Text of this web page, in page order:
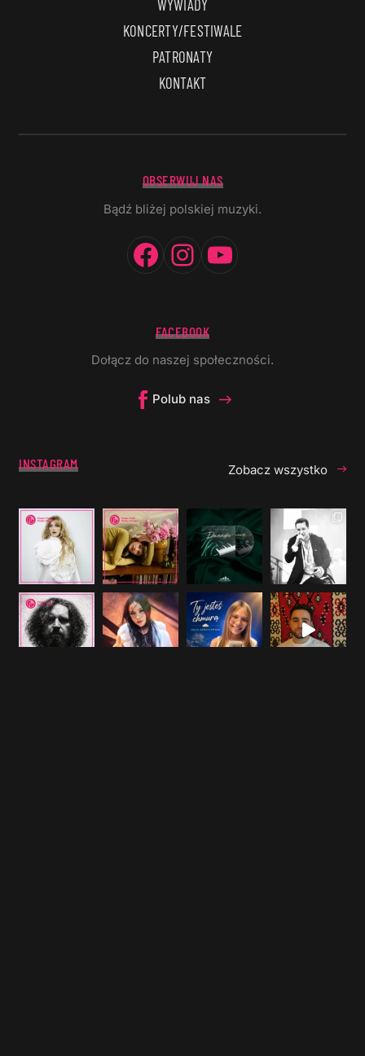
WYWIADY
KONCERTY/FESTIWALE
PATRONATY
KONTAKT
OBSERWUJ NAS
Bądź bliżej polskiej muzyki.
Facebook
Instagram
FACEBOOK
Dołącz do naszej społeczności.
Polub nas
INSTAGRAM Zobacz wszystko